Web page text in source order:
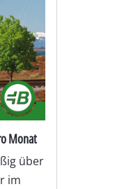
Monat
über
im